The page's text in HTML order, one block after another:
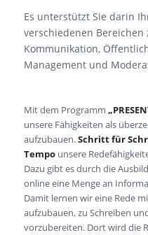
Es unterstützt Sie darin
verschiedenen Bereichen
Kommunikation,
Management und
Mit dem Programm
unsere Fähigkeiten als
aufzubauen.Schritt für
Tempounsere
Dazu gibt es durch die
online eine Menge an
Damit lernen wir eine Rede
aufzubauen, zu Schreiben
vorzubereiten. Dort wird die